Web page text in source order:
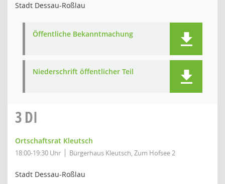
Stadt Dessau-Roßlau
Öffentliche Bekanntmachung
Niederschrift öffentlicher Teil
3DI
Ortschaftsrat Kleutsch
18:00-19:30 Uhr Bürgerhaus Kleutsch, Zum Hofsee 2
Stadt Dessau-Roßlau